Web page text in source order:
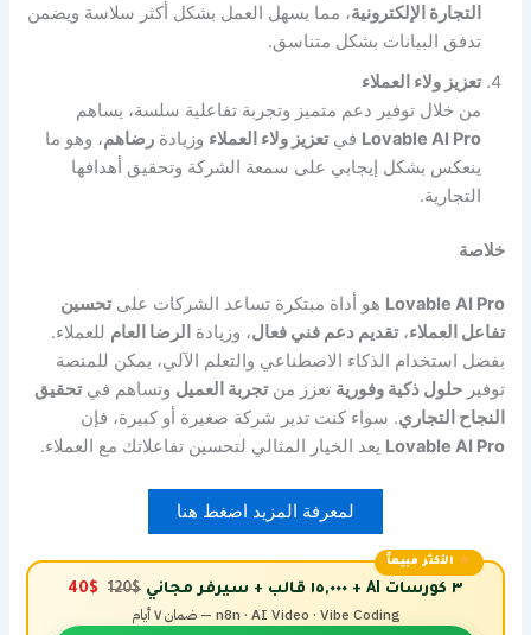
التجارة الإلكترونية، مما يسهل العمل بشكل أكثر سلاسة ويضمن
تدفق البيانات بشكل متناسق.
تعزيز ولاء العملاء
من خلال توفير دعم متميز وتجربة تفاعلية سلسة، يساهم
Lovable AI Pro فيتعزيز ولاء العملاء وزيادةرضاهم، وهو ما
ينعكس بشكل إيجابي على سمعة الشركة وتحقيق أهدافها
التجارية.
خلاصة
Lovable AI Pro هو أداة مبتكرة تساعد الشركات علىتحسين
تفاعل العملاء،تقديم دعم فني فعال، وزيادة الرضا العام للعملاء.
بفضل استخدام الذكاء الاصطناعي والتعلم الآلي، يمكن للمنصة
توفيرحلول ذكية وفورية تعزز منتجربة العميل وتساهم فيتحقيق
النجاح التجاري. سواء كنت تدير شركة صغيرة أو كبيرة، فإن
Lovable AI Pro يعد الخيار المثالي لتحسين تفاعلاتك مع العملاء.
لمعرفة المزيد اضغط هنا
الأكثر مبيعاً
٣ كورسات AI + ١٥,٠٠٠ قالب + سيرفر مجاني $120
$40
n8n · AI Video · Vibe Coding — ضمان ٧ أيام